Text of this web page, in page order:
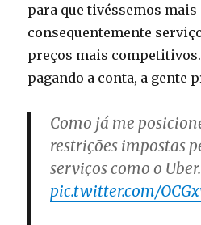
para que tivéssemos
consequentemente
preços mais
pagando a conta, a gente
Como já me
restrições impostas
serviços como o Uber.
pic.twitter.com/